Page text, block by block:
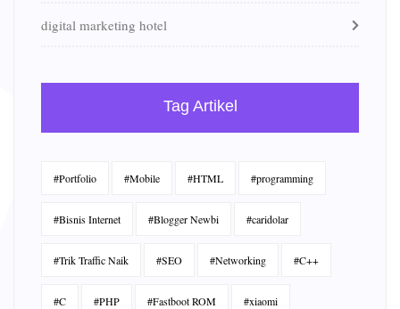
digital marketing hotel
Tag Artikel
#Portfolio #Mobile #HTML #programming
#Bisnis Internet #Blogger Newbi #caridolar
#Trik Traffic Naik #SEO #Networking #C++
#C #PHP #Fastboot ROM #xiaomi